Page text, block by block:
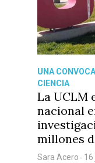
UNA
CIENCIA
La UCLM
nacional
millones
Sara Acero - 16